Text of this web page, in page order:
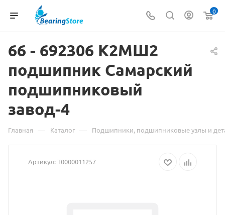
0
66 - 692306 К2МШ2
подшипник Самарский
подшипниковый
товаре
завод-4
Главная — Каталог — Подшипники, подшипниковые узлы и
Артикул:Т0000011257